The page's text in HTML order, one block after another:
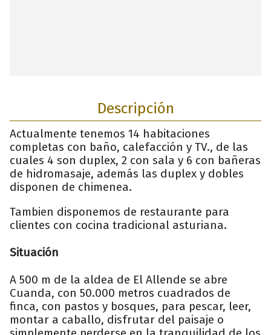
Descripción
Actualmente tenemos 14 habitaciones
completas con baño, calefacción y TV., de las
cuales 4 son duplex, 2 con sala y 6 con bañeras
de hidromasaje, además las duplex y dobles
disponen de chimenea.
Tambien disponemos de restaurante para
clientes con cocina tradicional asturiana.
Situación
A 500 m de la aldea de El Allende se abre
Cuanda, con 50.000 metros cuadrados de
finca, con pastos y bosques, para pescar, leer,
montar a caballo, disfrutar del paisaje o